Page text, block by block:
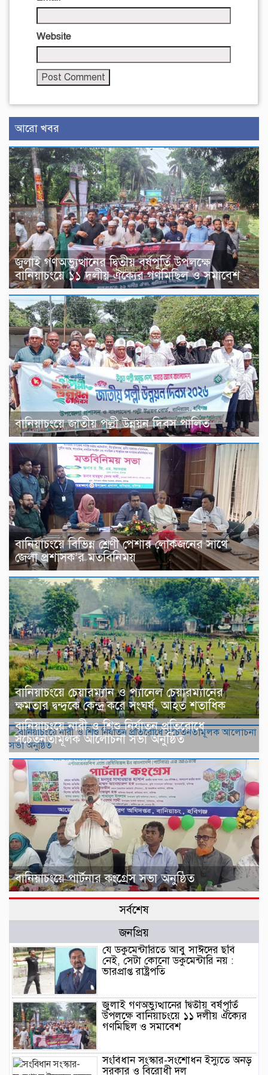
Website
আরো খবর
জুলাই গণঅভ্যুত্থানের দ্বিতীয় বর্ষপূর্তি উপলক্ষে
বানিয়াচংয়ে ১১ দলীয় ঐক্যের গণমিছিল ও সমাবেশ
বানিয়াচংয়ে জাতীয় পল্লী উন্নয়ন দিবস পালিত
বানিয়াচংয়ে বিভিন্ন শ্রেণী পেশার লোকজনের সাথে
জেলা প্রশাসক’র মতবিনিময়
বানিয়াচংয়ে চেয়ারম্যান ও প্যানেল চেয়ারম্যানের
ক্ষমতার দ্বন্দ্বকে কেন্দ্র করে সংঘর্ষ, আহত শতাধিক
বানিয়াচংয়ে নারী ও শিশু নির্যাতন প্রতিরোধে
সচেতনতামূলক আলোচনা সভা অনুষ্ঠিত
বানিয়াচংয়ে পার্টনার কংগ্রেস সভা অনুষ্ঠিত
সর্বশেষ
জনপ্রিয়
যে ডকুমেন্টারিতে আবু সাঈদের ছবি
নেই, সেটা কোনো ডকুমেন্টারি নয় :
ভারপ্রাপ্ত রাষ্ট্রপতি
জুলাই গণঅভ্যুত্থানের দ্বিতীয় বর্ষপূর্তি
উপলক্ষে বানিয়াচংয়ে ১১ দলীয় ঐক্যের
গণমিছিল ও সমাবেশ
সংবিধান সংস্কার-সংশোধন ইস্যুতে অনড়
সরকার ও বিরোধী দল